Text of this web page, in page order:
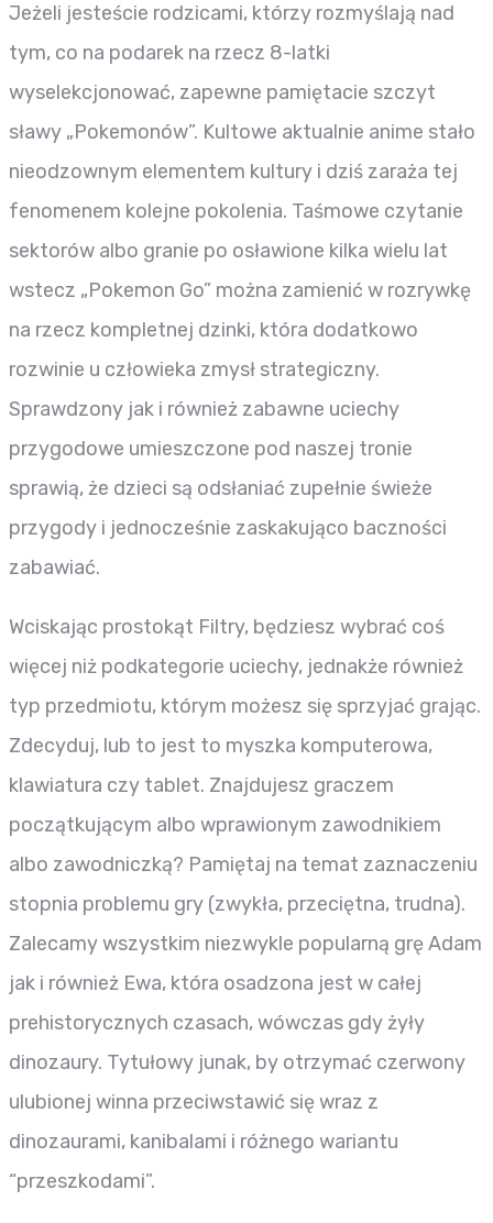
Jeżeli jesteście rodzicami, którzy rozmyślają nad
tym, co na podarek na rzecz 8-latki
wyselekcjonować, zapewne pamiętacie szczyt
sławy „Pokemonów”. Kultowe aktualnie anime stało
nieodzownym elementem kultury i dziś zaraża tej
fenomenem kolejne pokolenia. Taśmowe czytanie
sektorów albo granie po osławione kilka wielu lat
wstecz „Pokemon Go” można zamienić w rozrywkę
na rzecz kompletnej dzinki, która dodatkowo
rozwinie u człowieka zmysł strategiczny.
Sprawdzony jak i również zabawne uciechy
przygodowe umieszczone pod naszej tronie
sprawią, że dzieci są odsłaniać zupełnie świeże
przygody i jednocześnie zaskakująco baczności
zabawiać.
Wciskając prostokąt Filtry, będziesz wybrać coś
więcej niż podkategorie uciechy, jednakże również
typ przedmiotu, którym możesz się sprzyjać grając.
Zdecyduj, lub to jest to myszka komputerowa,
klawiatura czy tablet. Znajdujesz graczem
początkującym albo wprawionym zawodnikiem
albo zawodniczką? Pamiętaj na temat zaznaczeniu
stopnia problemu gry (zwykła, przeciętna, trudna).
Zalecamy wszystkim niezwykle popularną grę Adam
jak i również Ewa, która osadzona jest w całej
prehistorycznych czasach, wówczas gdy żyły
dinozaury. Tytułowy junak, by otrzymać czerwony
ulubionej winna przeciwstawić się wraz z
dinozaurami, kanibalami i różnego wariantu
“przeszkodami”.